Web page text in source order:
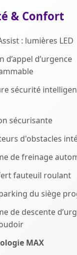
& Confort
: lumières LED
d’appel d’urgence
sécurité
sécurisante
d'obstacles
de freinage
fauteuil roulant
du siège
de descente
MAX